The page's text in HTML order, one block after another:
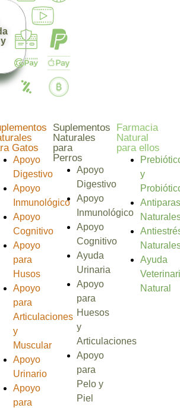
Gatos
Apoyo
Digestivo
Apoyo
Inmunológico
Apoyo
Cognitivo
Apoyo
para
Husos
Apoyo
para
Articulaciones
y
Muscular
Apoyo
Urinario
Apoyo
para
Suplementos
Naturales
para
Perros
Apoyo
Digestivo
Apoyo
Inmunológico
Apoyo
Cognitivo
Ayuda
Urinaria
Apoyo
para
Huesos
y
Articulaciones
Apoyo
para
Pelo y
Piel
Farmacia
Natural
para ellos
y
Ayuda
Natural